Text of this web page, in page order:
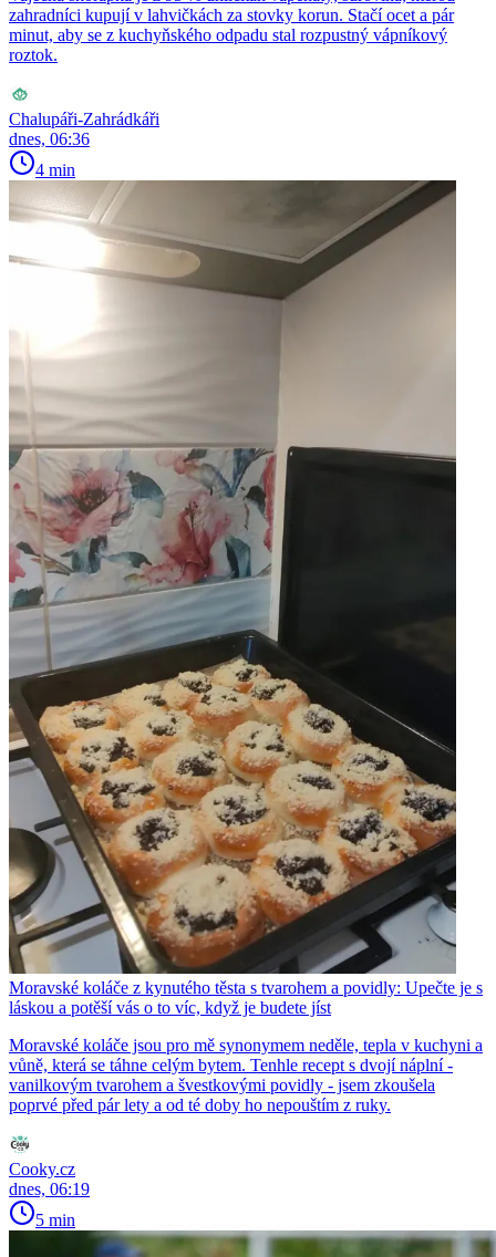
zahradníci kupují v lahvičkách za stovky korun. Stačí ocet a pár
minut, aby se z kuchyňského odpadu stal rozpustný vápníkový
roztok.
Chalupáři-Zahrádkáři
dnes, 06:36
4 min
Moravské koláče z kynutého těsta s tvarohem a povidly: Upečte je s
láskou a potěší vás o to víc, když je budete jíst
Moravské koláče jsou pro mě synonymem neděle, tepla v kuchyni a
vůně, která se táhne celým bytem. Tenhle recept s dvojí náplní -
vanilkovým tvarohem a švestkovými povidly - jsem zkoušela
poprvé před pár lety a od té doby ho nepouštím z ruky.
Cooky.cz
dnes, 06:19
5 min